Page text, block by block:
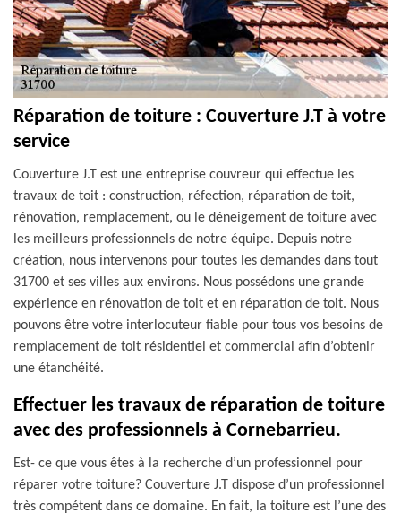
Réparation de toiture : Couverture J.T à votre
service
Couverture J.T est une entreprise couvreur qui effectue les
travaux de toit : construction, réfection, réparation de toit,
rénovation, remplacement, ou le déneigement de toiture avec
les meilleurs professionnels de notre équipe. Depuis notre
création, nous intervenons pour toutes les demandes dans tout
31700 et ses villes aux environs. Nous possédons une grande
expérience en rénovation de toit et en réparation de toit. Nous
pouvons être votre interlocuteur fiable pour tous vos besoins de
remplacement de toit résidentiel et commercial afin d’obtenir
une étanchéité.
Effectuer les travaux de réparation de toiture
avec des professionnels à Cornebarrieu.
Est- ce que vous êtes à la recherche d’un professionnel pour
réparer votre toiture? Couverture J.T dispose d’un professionnel
très compétent dans ce domaine. En fait, la toiture est l’une des